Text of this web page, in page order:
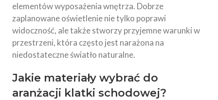
elementów wyposażenia wnętrza. Dobrze
zaplanowane oświetlenie nie tylko poprawi
widoczność, ale także stworzy przyjemne warunki w
przestrzeni, która często jest narażona na
niedostateczne światło naturalne.
Jakie materiały wybrać do
aranżacji klatki schodowej?